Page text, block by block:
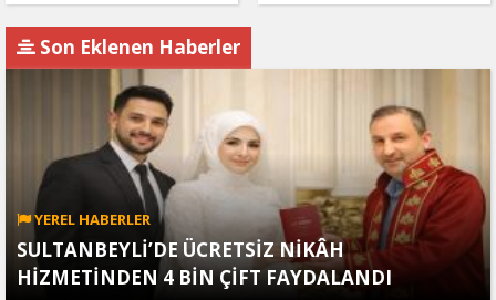
Son Eklenen Haberler
YEREL HABERLER
SULTANBEYLİ’DE ÜCRETSİZ NİKÂH
HİZMETİNDEN 4 BİN ÇİFT FAYDALANDI